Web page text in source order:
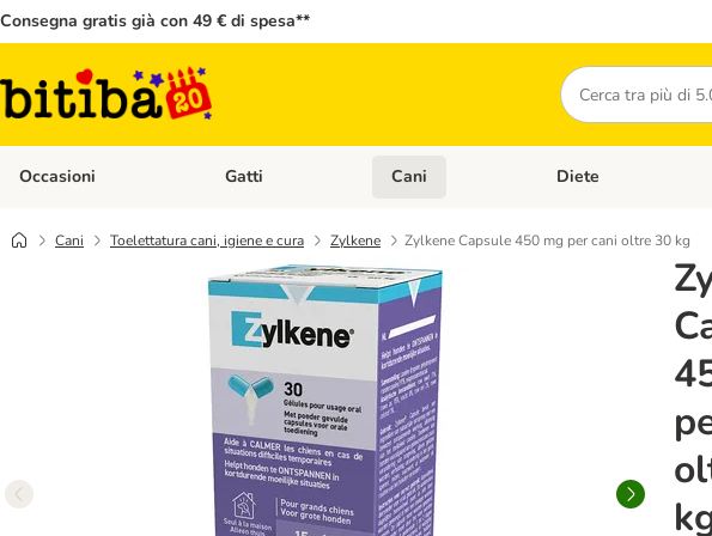
Consegna gratis già con 49 € di spesa**
Cerca
Occasioni Apri Menù Categoria: Occasioni
Gatti Apri Menù Categoria: Gatti
Cani Apri Menù Categoria:
Diete
Cani Toelettatura cani, igiene e cura Zylkene Zylkene Capsule 450 mg per cani oltre 30 kg